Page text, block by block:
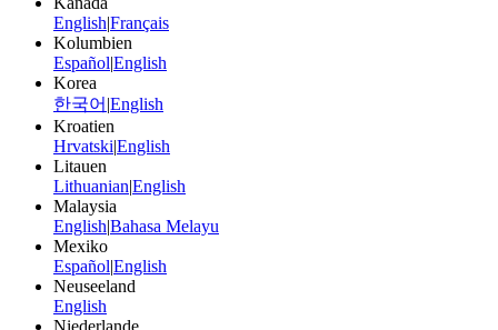
English|Français
Kolumbien
Español|English
Korea
한국어 |English
Kroatien
Hrvatski|English
Litauen
Lithuanian|English
Malaysia
English|Bahasa Melayu
Mexiko
Español|English
Neuseeland
English
Niederlande